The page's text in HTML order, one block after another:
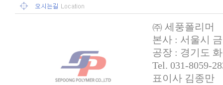
㈜ 세풍폴리머
본사 : 서울시
공장 : 경기도
Tel. 031-8059-
표이사 김종만